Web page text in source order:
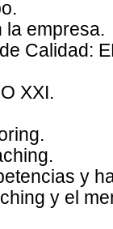
la empresa.
Calidad:
XXI.
y
y el